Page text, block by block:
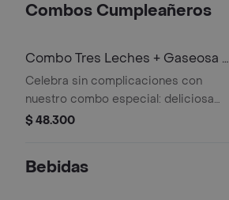
Combos Cumpleañeros
Combo Tres Leches + Gaseosa +
Decoracion
Celebra sin complicaciones con
nuestro combo especial: deliciosa
torta tres leches (suave, esponjosa y
vasos, vela volcán, corona y globo)
$ 48.300
Bebidas